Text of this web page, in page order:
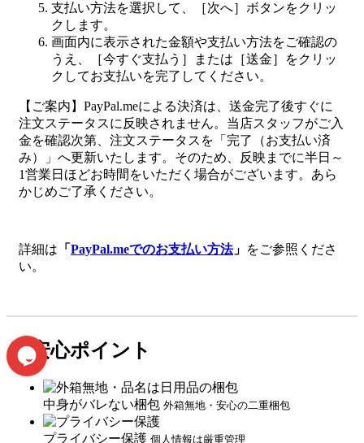
支払い方法を選択して、［次へ］ボタンをクリッ
クします。
画面内に表示された金額や支払い方法をご確認の
うえ、［今すぐ支払う］または［送金］をクリッ
クしてお支払いを完了してください。
【ご案内】PayPal.meによる決済は、送金完了後すぐに
注文ステータスに反映されません。当店スタッフがご入
金を確認次第、注文ステータスを「完了（お支払い済
み）」へ更新いたします。そのため、反映までに半日～
1営業日ほどお時間をいただく場合がございます。あら
かじめご了承ください。
詳細は 「 PayPal.meでのお支払い方法」 をご参照くださ
い。
ご安心ポイント
中身がバレない梱包 外箱無地・安心の二重梱包
プライバシー保護 個人情報は厳重管理